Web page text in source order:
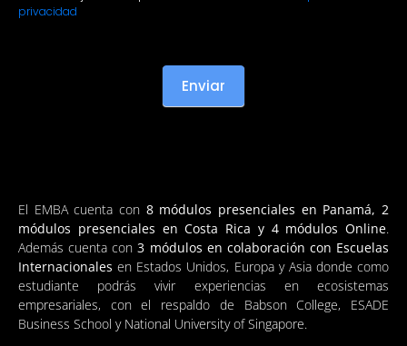
privacidad
Enviar
El EMBA cuenta con 8 módulos presenciales en Panamá, 2
módulos presenciales en Costa Rica y 4 módulos Online.
Además cuenta con3 módulos en colaboración con Escuelas
Internacionales en Estados Unidos, Europa y Asia donde como
estudiante podrás vivir experiencias en ecosistemas
empresariales, con el respaldo de Babson College, ESADE
Business School y National University of Singapore.